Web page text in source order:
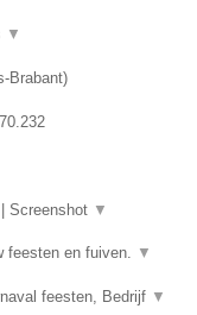
▼
Brabant)
Screenshot ▼
feesten en fuiven. ▼
feesten, Bedrijf ▼